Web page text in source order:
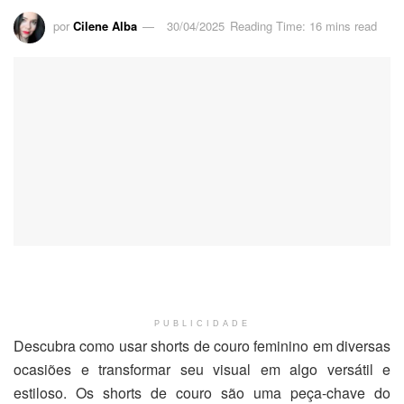
por Cilene Alba 30/04/2025 Reading Time: 16 mins read
PUBLICIDADE
Descubra como usar shorts de couro feminino em diversas
ocasiões e transformar seu visual em algo versátil e
estiloso. Os shorts de couro são uma peça-chave do